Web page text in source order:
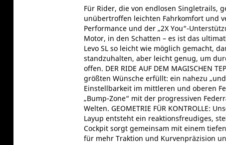
Für Rider, die von endlosen Singletrails,
unübertroffen leichten Fahrkomfort und
Performance und der „2X You“-
Motor, in den Schatten – es ist das
Levo SL so leicht wie möglich gemacht,
standzuhalten, aber leicht genug, um
offen. DER RIDE AUF DEM MAGISCHEN
größten Wünsche erfüllt: ein nahezu
Einstellbarkeit im mittleren und oberen
„Bump-Zone“ mit der progressiven
Welten. GEOMETRIE FÜR KONTROLLE:
Layup entsteht ein reaktionsfreudiges,
Cockpit sorgt gemeinsam mit einem
für mehr Traktion und Kurvenpräzision